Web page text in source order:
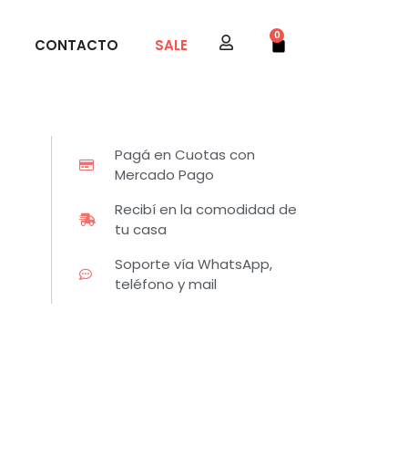
CONTACTO SALE
0
Pagá en Cuotas con
Mercado Pago
Recibí en la comodidad de
tu casa
Soporte vía WhatsApp,
teléfono y mail